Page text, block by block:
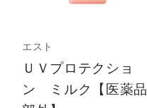
エスト
ＵＶプロテクショ
ン ミルク【医薬品